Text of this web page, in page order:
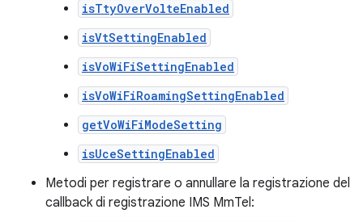
isTtyOverVolteEnabled
isVtSettingEnabled
isVoWiFiSettingEnabled
isVoWiFiRoamingSettingEnabled
getVoWiFiModeSetting
isUceSettingEnabled
Metodi per registrare o annullare la registrazione del
callback di registrazione IMS MmTel: